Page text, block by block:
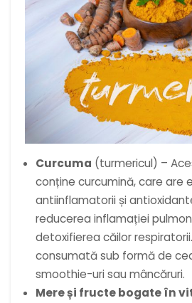
Curcuma (turmericul) –
conține curcumină, care are
antiinflamatorii și
reducerea inflamației
detoxifierea căilor
consumată sub formă de
smoothie-uri sau mâncăruri.
Mere și fructe bogate în